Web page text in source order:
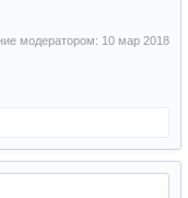
модератором: 10 мар 2018